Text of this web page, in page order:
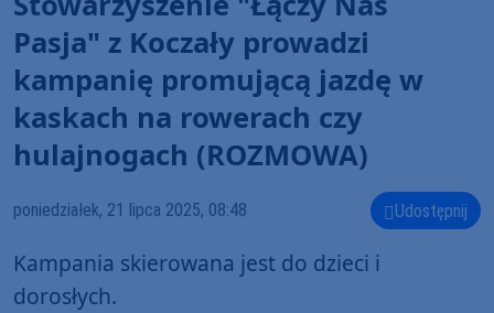
Pasja" z Koczały prowadzi
kampanię promującą jazdę w
kaskach na rowerach czy
hulajnogach (ROZMOWA)
poniedziałek, 21 lipca 2025, 08:48 Udostępnij
Kampania skierowana jest do dzieci i
dorosłych.